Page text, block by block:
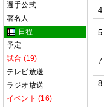
選手公式
著名人
日程
予定
試合 (19)
テレビ放送
ラジオ放送
イベント (16)
4
5
7
8